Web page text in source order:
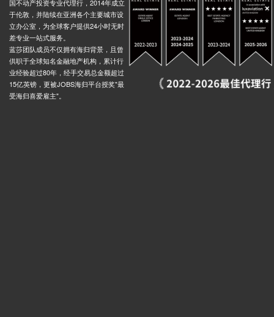
国不动产投资专业代理行，2014年成立
于伦敦，并陆续在亚洲各个主要城市设
立办公室，为全球客户提供24小时无时
差专业一站式服务。
蓝莎团队成员不仅拥有海归背景，且曾
供职于全球知名金融地产机构，累计行
业经验超过80年，经手交易总金额超过
15亿英镑，更被JOBS海归平台授奖"最
受海归喜爱雇主"。